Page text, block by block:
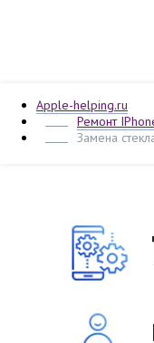
Apple-helping.ru
Ремонт
Замена